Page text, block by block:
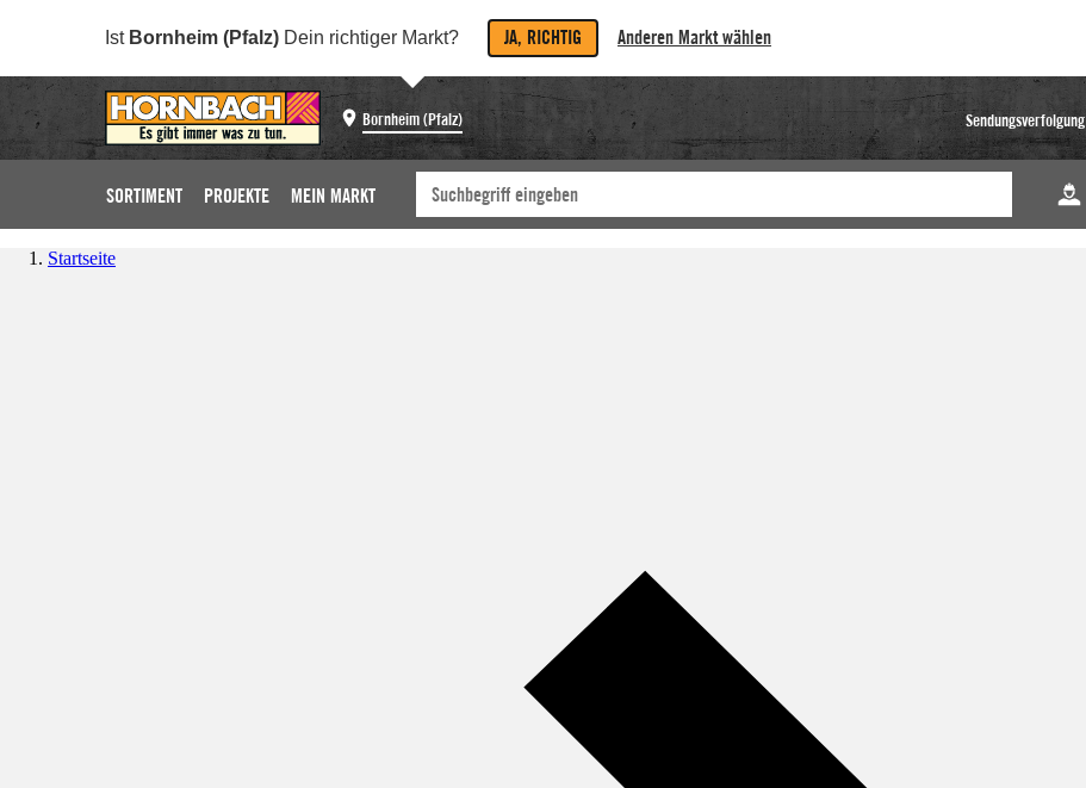
Ist Bornheim (Pfalz) Dein richtiger Markt? JA, RICHTIG Anderen Markt wählen
Bornheim (Pfalz) Sendungsverfolgung
SORTIMENT PROJEKTE MEIN MARKT
Startseite